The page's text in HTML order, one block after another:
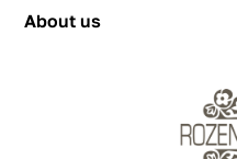
About us